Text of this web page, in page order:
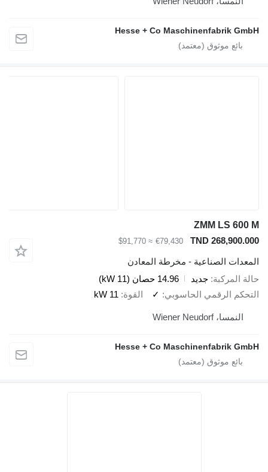
Hesse + Co Maschinenfabrik GmbH
ZMM LS 600 M
TND 268,900.000
€79,430
≈ $91,770
المعدات الصناعية - مخرطة المعادن
حالة المركبة جديد
14.96 حصان (11 kW)
التحكم الرقمي الحاسوبي
✓ القوة 11 kW
النمسا، Wiener Neudorf
Hesse + Co Maschinenfabrik GmbH